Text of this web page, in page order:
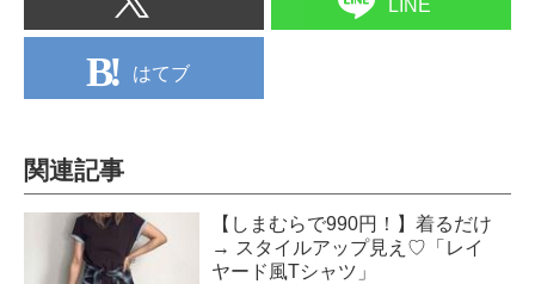
LINE
はてブ
関連記事
【しまむらで990円！】着るだけ
→ スタイルアップ見え♡「レイ
ヤード風Tシャツ」